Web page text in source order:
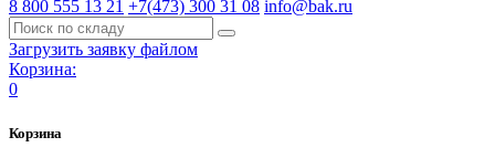
8 800 555 13 21 +7(473) 300 31 08 info@bak.ru
Загрузить заявку файлом
Корзина:
0
Корзина